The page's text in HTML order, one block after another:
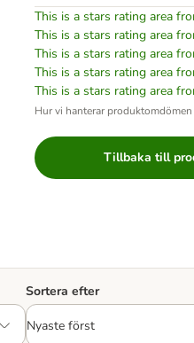
This is a stars rating area
This is a stars rating area
This is a stars rating area
This is a stars rating area
This is a stars rating area
Hur vi hanterar produktomdömen
Tillbaka till
Sortera efter